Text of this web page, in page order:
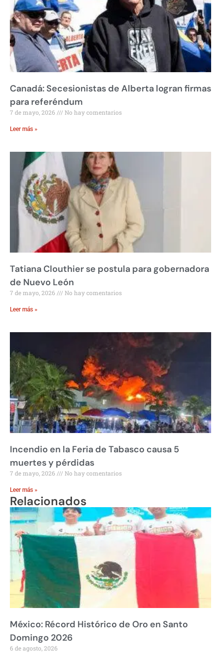
Canadá: Secesionistas de Alberta logran firmas
para referéndum
7 de mayo, 2026 No hay comentarios
Leer más »
Tatiana Clouthier se postula para gobernadora
de Nuevo León
7 de mayo, 2026 No hay comentarios
Leer más »
Incendio en la Feria de Tabasco causa 5
muertes y pérdidas
7 de mayo, 2026 No hay comentarios
Leer más »
Relacionados
México: Récord Histórico de Oro en Santo
Domingo 2026
6 de agosto, 2026